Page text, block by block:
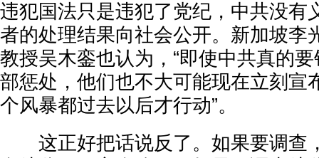
违犯国法只是违犯了党纪，中共没有
者的处理结果向社会公开。新加坡李
教授吴木銮也认为，“即使中共真的
部惩处，他们也不大可能现在立刻宣
个风暴都过去以后才行动”。
这正好把话说反了。如果要调查